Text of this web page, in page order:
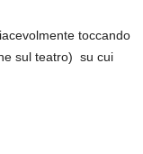
toccando
sul teatro) su cui